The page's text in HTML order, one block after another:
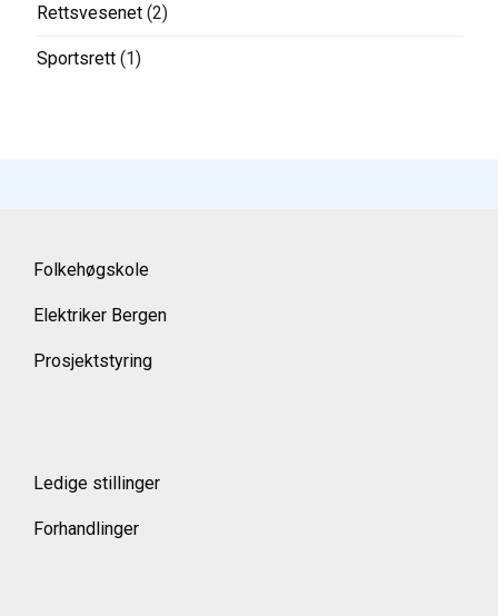
Rettsvesenet (2)
Sportsrett (1)
Folkehøgskole
Elektriker Bergen
Prosjektstyring
Ledige stillinger
Forhandlinger